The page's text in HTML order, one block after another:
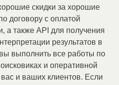
скидки за хорошие
договору с оплатой
а также API для получения
результатов в
выполнить все работы по
и оперативной
и ваших клиентов. Если